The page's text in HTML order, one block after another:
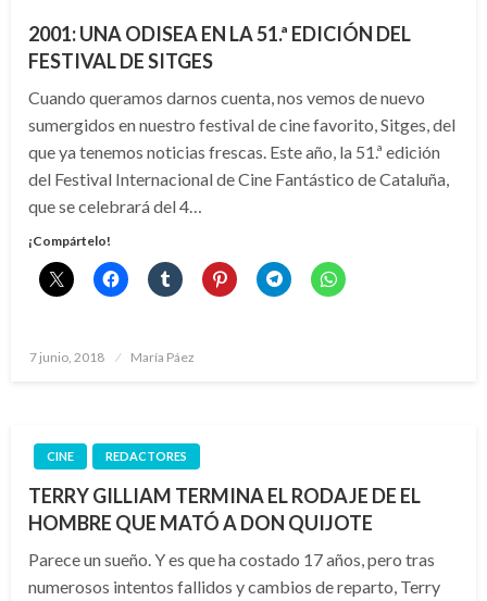
2001: UNA ODISEA EN LA 51.ª EDICIÓN DEL
FESTIVAL DE SITGES
Cuando queramos darnos cuenta, nos vemos de nuevo
sumergidos en nuestro festival de cine favorito, Sitges, del
que ya tenemos noticias frescas. Este año, la 51.ª edición
del Festival Internacional de Cine Fantástico de Cataluña,
que se celebrará del 4…
¡Compártelo!
Publicado
7 junio, 2018 María Páez
CINE REDACTORES
TERRY GILLIAM TERMINA EL RODAJE DE EL
HOMBRE QUE MATÓ A DON QUIJOTE
Parece un sueño. Y es que ha costado 17 años, pero tras
numerosos intentos fallidos y cambios de reparto, Terry